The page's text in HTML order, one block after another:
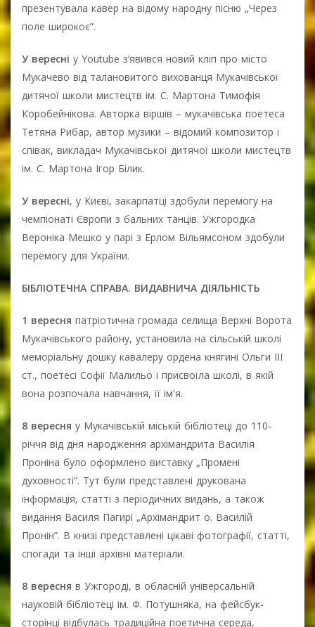
презентувала кавер на відому народну пісню „Через
поле широкоє”.
У вересні у Youtube з’явився новий кліп про місто
Мукачево від талановитого вихованця Мукачівської
дитячої школи мистецтв ім. С. Мартона Тимофія
Коробейнікова. Авторка віршів – мукачівська поетеса
Тетяна Рибар, автор музики – відомий композитор і
співак, викладач Мукачівської дитячої школи мистецтв
ім. С. Мартона Ігор Білик.
У вересні, у Києві, закарпатці здобули перемогу на
чемпіонаті Європи з бальних танців. Ужгородка
Вероніка Мешко у парі з Ерлом Вільямсоном здобули
перемогу для України.
БІБЛІОТЕЧНА СПРАВА. ВИДАВНИЧА ДІЯЛЬНІСТЬ
1 вересня патріотична громада селища Верхні Ворота
Мукачівського району, установила на сільській школі
меморіальну дошку кавалеру ордена княгині Ольги ІІІ
ст., поетесі Софії Малильо і присвоїла школі, в якій
вона розпочала навчання, її ім'я.
8 вересня у Мукачівській міській бібліотеці до 110-
річчя від дня народження архімандрита Василія
Проніна було оформлено виставку „Промені
духовності”. Тут були представлені друкована
інформація, статті з періодичних видань, а також
видання Василя Пагирі „Архімандрит о. Василій
Пронін”. В книзі представлені цікаві фотографії, статті,
спогади та інші архівні матеріали.
8 вересня в Ужгороді, в обласній універсальній
науковій бібліотеці ім. Ф. Потушняка, на фейсбук-
сторінці відбулась традиційна поетична середа,